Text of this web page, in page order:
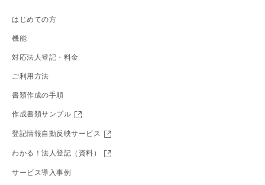
はじめての方
機能
対応法人登記・料金
ご利用方法
書類作成の手順
作成書類サンプル
登記情報自動反映サービス
わかる！法人登記（資料）
サービス導入事例